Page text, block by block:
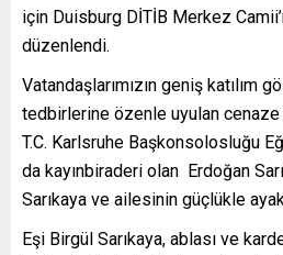
için Duisburg DİTİB Merkez
düzenlendi.
Vatandaşlarımızın geniş katılım
tedbirlerine özenle uyulan cenaze
T.C. Karlsruhe Başkonsolosluğu
da kayınbiraderi olan Erdoğan
Sarıkaya ve ailesinin güçlükle
Eşi Birgül Sarıkaya, ablası ve